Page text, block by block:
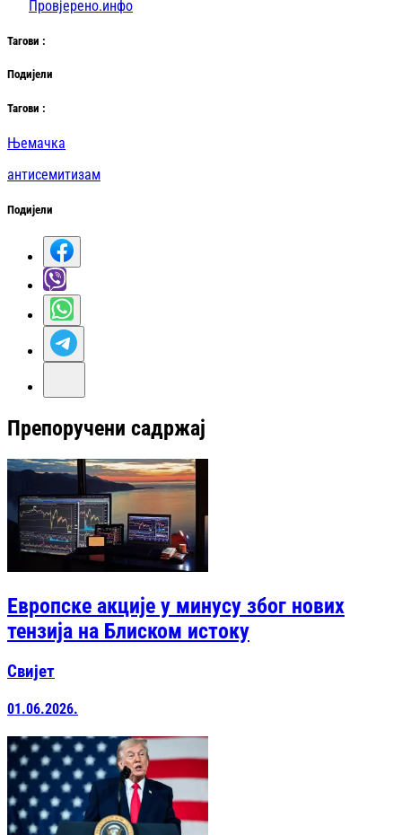
Провјерено.инфо
Тагови :
Подијели
Тагови :
Њемачка
антисемитизам
Подијели
Препоручени садржај
Европске акције у минусу због нових
тензија на Блиском истоку
Свијет
01.06.2026.